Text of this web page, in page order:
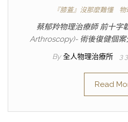
『膝蓋』沒那麼難懂 物
蔡郁羚物理治療師 前十字
Arthroscopy)- 術後復健個案
By 全人物理治療所 3
Read